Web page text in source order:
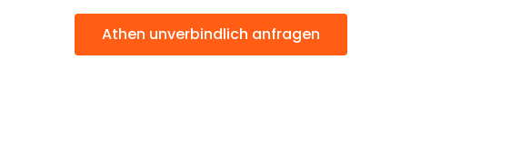
Athen unverbindlich anfragen